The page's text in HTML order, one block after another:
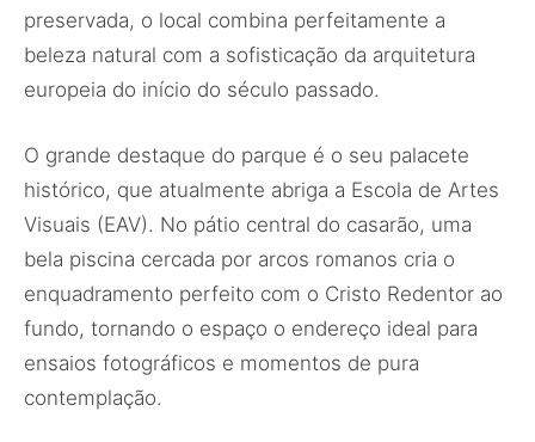
preservada, o local combina perfeitamente a
beleza natural com a sofisticação da arquitetura
europeia do início do século passado.
O grande destaque do parque é o seu palacete
histórico, que atualmente abriga a Escola de Artes
Visuais (EAV). No pátio central do casarão, uma
bela piscina cercada por arcos romanos cria o
enquadramento perfeito com o Cristo Redentor ao
fundo, tornando o espaço o endereço ideal para
ensaios fotográficos e momentos de pura
contemplação.